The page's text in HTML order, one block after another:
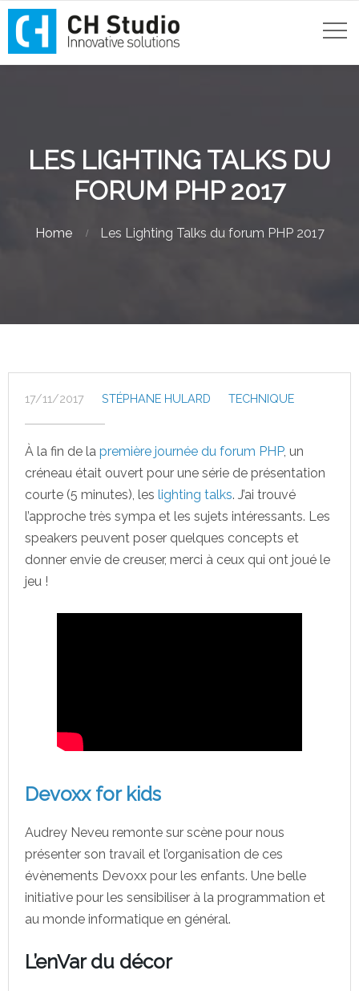
LES LIGHTING TALKS DU
FORUM PHP 2017
Home Les Lighting Talks du forum PHP 2017
17/11/2017 STÉPHANE HULARD TECHNIQUE
À la fin de la première journée du forum PHP, un
créneau était ouvert pour une série de présentation
courte (5 minutes), les lighting talks. J’ai trouvé
l’approche très sympa et les sujets intéressants. Les
speakers peuvent poser quelques concepts et
donner envie de creuser, merci à ceux qui ont joué le
jeu !
Devoxx for kids
Audrey Neveu remonte sur scène pour nous
présenter son travail et l’organisation de ces
évènements Devoxx pour les enfants. Une belle
initiative pour les sensibiliser à la programmation et
au monde informatique en général.
L’enVar du décor